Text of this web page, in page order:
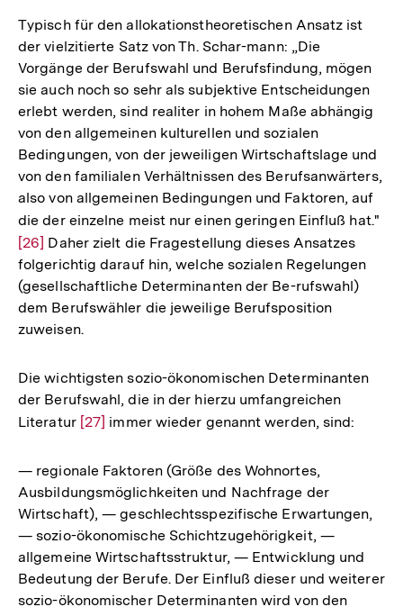
der
Fußnote
Typisch für den allokationstheoretischen Ansatz ist
der vielzitierte Satz von Th. Schar-mann: „Die
Vorgänge der Berufswahl und Berufsfindung, mögen
sie auch noch so sehr als subjektive Entscheidungen
erlebt werden, sind realiter in hohem Maße abhängig
von den allgemeinen kulturellen und sozialen
Bedingungen, von der jeweiligen Wirtschaftslage und
von den familialen Verhältnissen des Berufsanwärters,
also von allgemeinen Bedingungen und Faktoren, auf
die der einzelne meist nur einen geringen Einfluß hat."
[26] Daher zielt die Fragestellung dieses Ansatzes
folgerichtig darauf hin, welche sozialen Regelungen
(gesellschaftliche Determinanten der Be-rufswahl)
dem Berufswähler die jeweilige Berufsposition
zuweisen.
Die wichtigsten sozio-ökonomischen Determinanten
der Berufswahl, die in der hierzu umfangreichen
Literatur Zur
der
Fußnote
[27] immer wieder genannt werden, sind:
— regionale Faktoren (Größe des Wohnortes,
Ausbildungsmöglichkeiten und Nachfrage der
Wirtschaft), — geschlechtsspezifische Erwartungen,
— sozio-ökonomische Schichtzugehörigkeit, —
allgemeine Wirtschaftsstruktur, — Entwicklung und
Bedeutung der Berufe. Der Einfluß dieser und weiterer
sozio-ökonomischer Determinanten wird von den